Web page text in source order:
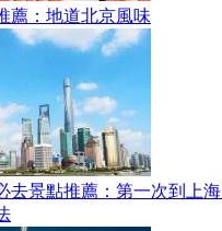
薦：地道北京風味
去景點推薦：第一次到上